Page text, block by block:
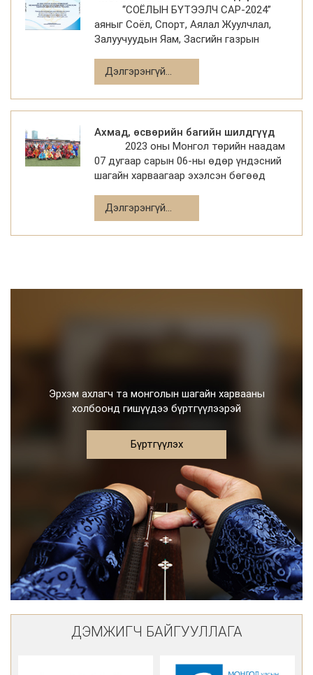
зориулсан үндэсний шагайн
харвааны уламжлалт тэмцээн болж
өндөрлөв.
“СОЁЛЫН БҮТЭЭЛЧ САР-2024”
аяныг Соёл, Спорт, Аялал Жуулчлал,
Залуучуудын Яам, Засгийн газрын
Газар, Засгийн газрын тохируулагч
агентлаг Биеийн Тамир, Спо
Дэлгэрэнгүй...
Ахмад, өсвөрийн багийн шилдгүүд
2023 оны Монгол төрийн наадам
07 дугаар сарын 06-ны өдөр үндэсний
шагайн харваагаар эхэлсэн бөгөөд
байгуулагдсаны 817, Үндэсний эрх
чөлөө, тусгаар тогтноло
Дэлгэрэнгүй...
Эрхэм ахлагч та монголын шагайн харвааны
холбоонд гишүүдээ бүртгүүлээрэй
Бүртгүүлэх
ДЭМЖИГЧ БАЙГУУЛЛАГА